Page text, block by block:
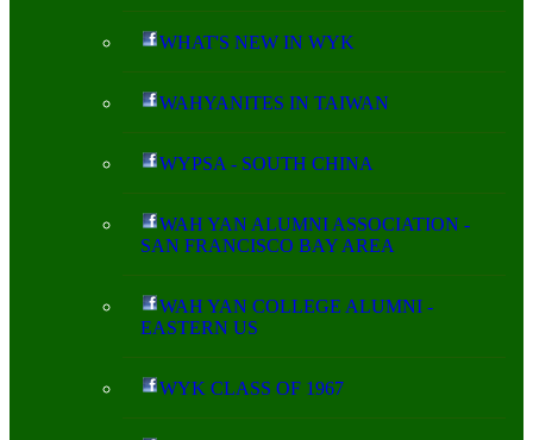
WHAT'S NEW IN WYK
WAHYANITES IN TAIWAN
WYPSA - SOUTH CHINA
WAH YAN ALUMNI ASSOCIATION -
SAN FRANCISCO BAY AREA
WAH YAN COLLEGE ALUMNI -
EASTERN US
WYK CLASS OF 1967